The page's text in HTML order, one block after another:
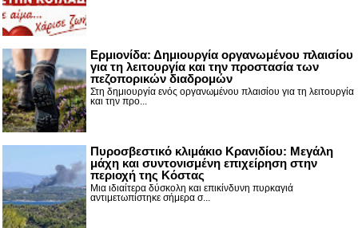
Ερμιονίδα: Δημιουργία οργανωμένου πλαισίου
για τη λειτουργία και την προστασία των
πεζοπορικών διαδρομών
Στη δημιουργία ενός οργανωμένου πλαισίου για τη λειτουργία
και την προ...
Πυροσβεστικό κλιμάκιο Κρανιδίου: Μεγάλη
μάχη και συντονισμένη επιχείρηση στην
περιοχή της Κόστας
Μια ιδιαίτερα δύσκολη και επικίνδυνη πυρκαγιά
αντιμετωπίστηκε σήμερα σ...